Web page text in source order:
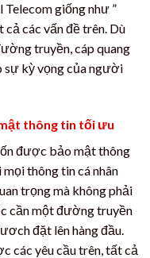
giống như ”
cả các vấn đề trên. Dù
truyền, cáp quang
kỳ vọng của người
thông tin tối ưu
được bảo mật thông
thông tin cá nhân
trọng mà không phải
cần một đường truyền
đặt lên hàng đầu.
các yêu cầu trên, tất cả